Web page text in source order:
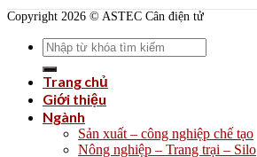
Copyright 2026 © ASTEC Cân điện tử
Search
for:
Trang chủ
Giới thiệu
Ngành
Sản xuất – công nghiệp chế tạo
Nông nghiệp – Trang trại – Silo